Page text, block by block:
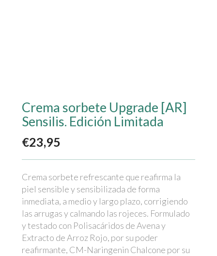
Crema sorbete Upgrade [AR]
Sensilis. Edición Limitada
€23,95
Crema sorbete refrescante que reafirma la
piel sensible y sensibilizada de forma
inmediata, a medio y largo plazo, corrigiendo
las arrugas y calmando las rojeces. Formulado
y testado con Polisacáridos de Avena y
Extracto de Arroz Rojo, por su poder
reafirmante, CM-Naringenin Chalcone por su